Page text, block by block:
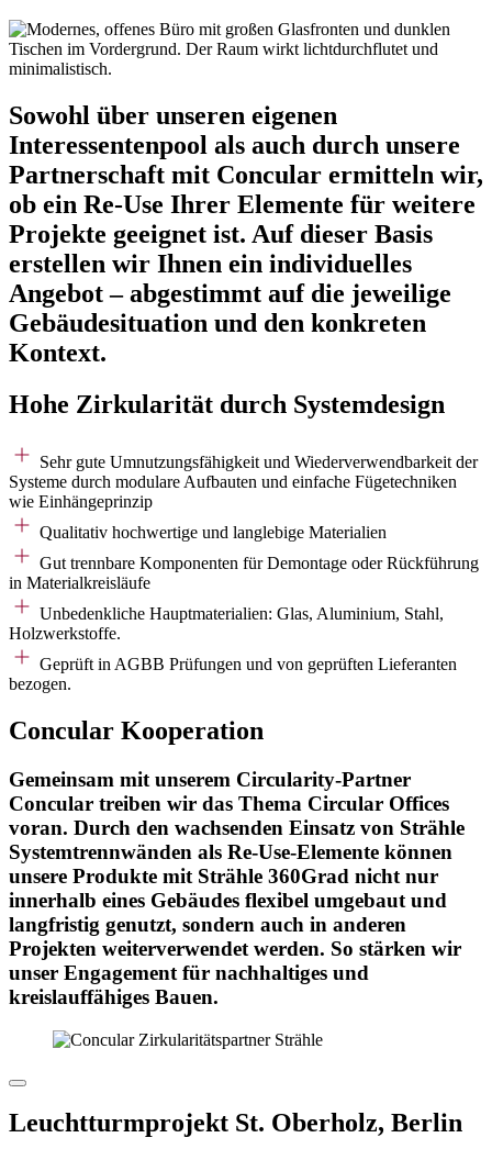
Sowohl über unseren eigenen
Interessentenpool als auch durch unsere
Partnerschaft mit Concular ermitteln wir,
ob ein Re‑Use Ihrer Elemente für weitere
Projekte geeignet ist. Auf dieser Basis
erstellen wir Ihnen ein individuelles
Angebot – abgestimmt auf die jeweilige
Gebäudesituation und den konkreten
Kontext.
Hohe Zirkularität durch Systemdesign
Sehr gute Umnutzungsfähigkeit und Wiederverwendbarkeit der
Systeme durch modulare Aufbauten und einfache Fügetechniken
wie Einhängeprinzip
Qualitativ hochwertige und langlebige Materialien
Gut trennbare Komponenten für Demontage oder Rückführung
in Materialkreisläufe
Unbedenkliche Hauptmaterialien: Glas, Aluminium, Stahl,
Holzwerkstoffe.
Geprüft in AGBB Prüfungen und von geprüften Lieferanten
bezogen.
Concular Kooperation
Gemeinsam mit unserem Circularity-Partner
Concular treiben wir das Thema Circular Offices
voran. Durch den wachsenden Einsatz von Strähle
Systemtrennwänden als Re-Use-Elemente können
unsere Produkte mit Strähle 360Grad nicht nur
innerhalb eines Gebäudes flexibel umgebaut und
langfristig genutzt, sondern auch in anderen
Projekten weiterverwendet werden. So stärken wir
unser Engagement für nachhaltiges und
kreislauffähiges Bauen.
Leuchtturmprojekt St. Oberholz, Berlin